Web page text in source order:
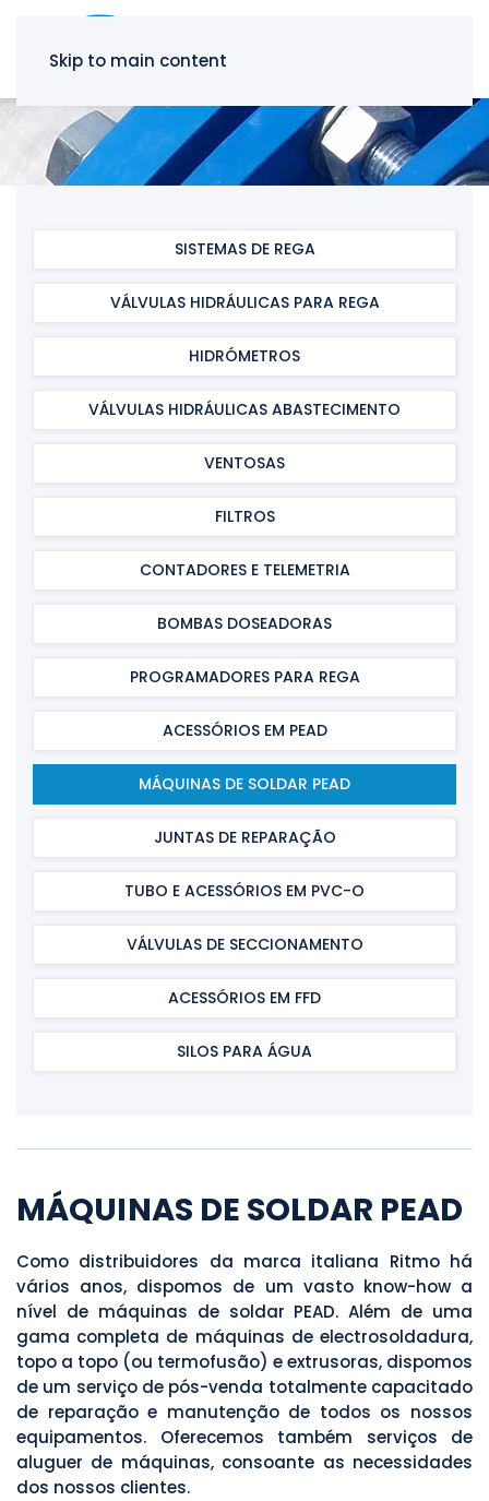
Skip to main content
SISTEMAS DE REGA
VÁLVULAS HIDRÁULICAS PARA REGA
HIDRÓMETROS
VÁLVULAS HIDRÁULICAS ABASTECIMENTO
VENTOSAS
FILTROS
CONTADORES E TELEMETRIA
BOMBAS DOSEADORAS
PROGRAMADORES PARA REGA
ACESSÓRIOS EM PEAD
MÁQUINAS DE SOLDAR PEAD
JUNTAS DE REPARAÇÃO
TUBO E ACESSÓRIOS EM PVC-O
VÁLVULAS DE SECCIONAMENTO
ACESSÓRIOS EM FFD
SILOS PARA ÁGUA
MÁQUINAS DE SOLDAR PEAD
Como distribuidores da marca italiana Ritmo há
vários anos, dispomos de um vasto know-how a
nível de máquinas de soldar PEAD. Além de uma
gama completa de máquinas de electrosoldadura,
topo a topo (ou termofusão) e extrusoras, dispomos
de um serviço de pós-venda totalmente capacitado
de reparação e manutenção de todos os nossos
equipamentos. Oferecemos também serviços de
aluguer de máquinas, consoante as necessidades
dos nossos clientes.